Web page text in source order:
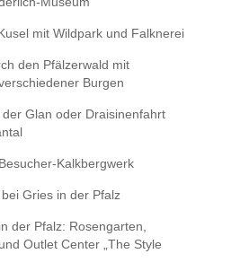
mit Wildpark und Falknerei
den Pfälzerwald mit
Burgen
Glan oder Draisinenfahrt
Kalkbergwerk
Gries in der Pfalz
der Pfalz: Rosengarten,
Outlet Center „The Style